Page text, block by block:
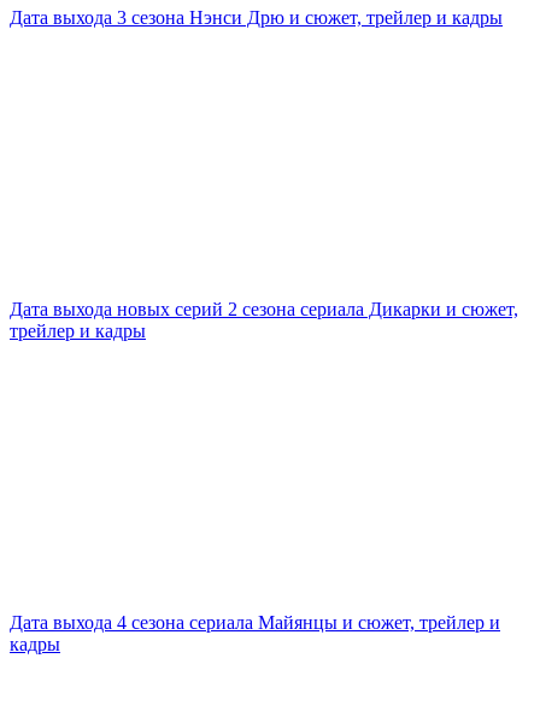
Дата выхода 3 сезона Нэнси Дрю и сюжет, трейлер и кадры
Дата выхода новых серий 2 сезона сериала Дикарки и сюжет,
трейлер и кадры
Дата выхода 4 сезона сериала Майянцы и сюжет, трейлер и
кадры